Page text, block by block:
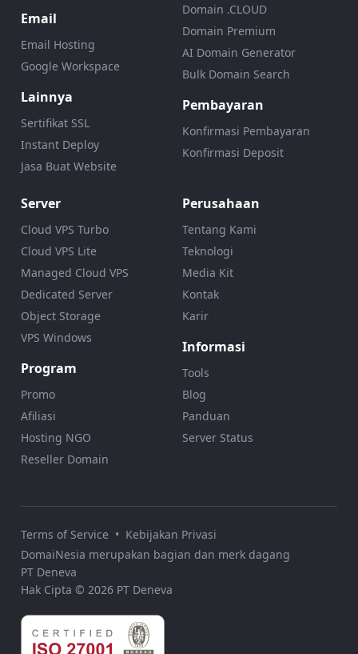
Email
Email Hosting
Google Workspace
Lainnya
Sertifikat SSL
Instant Deploy
Jasa Buat Website
Domain .CLOUD
Domain Premium
AI Domain Generator
Bulk Domain Search
Pembayaran
Konfirmasi Pembayaran
Konfirmasi Deposit
Server
Cloud VPS Turbo
Cloud VPS Lite
Managed Cloud VPS
Dedicated Server
Object Storage
VPS Windows
Program
Promo
Afiliasi
Hosting NGO
Reseller Domain
Perusahaan
Tentang Kami
Teknologi
Media Kit
Kontak
Karir
Informasi
Tools
Blog
Panduan
Server Status
Terms of Service • Kebijakan Privasi
DomaiNesia merupakan bagian dan merk dagang
PT Deneva
Hak Cipta © 2026 PT Deneva